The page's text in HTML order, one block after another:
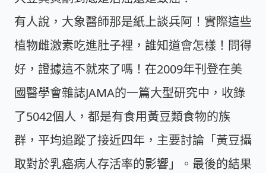
有人說，大象醫師那是紙上談兵阿！實際這些
植物雌激素吃進肚子裡，誰知道會怎樣！問得
好，證據這不就來了嗎！在2009年刊登在美
國醫學會雜誌JAMA的一篇大型研究中，收錄
了5042個人，都是有食用黃豆類食物的族
群，平均追蹤了接近四年，主要討論「黃豆攝
取對於乳癌病人存活率的影響」。最後的結果